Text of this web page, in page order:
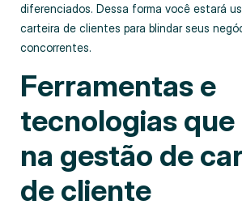
diferenciados. Dessa forma você estará
carteira de clientes para blindar seus
concorrentes.
Ferramentas e
tecnologias que
na gestão de
de cliente